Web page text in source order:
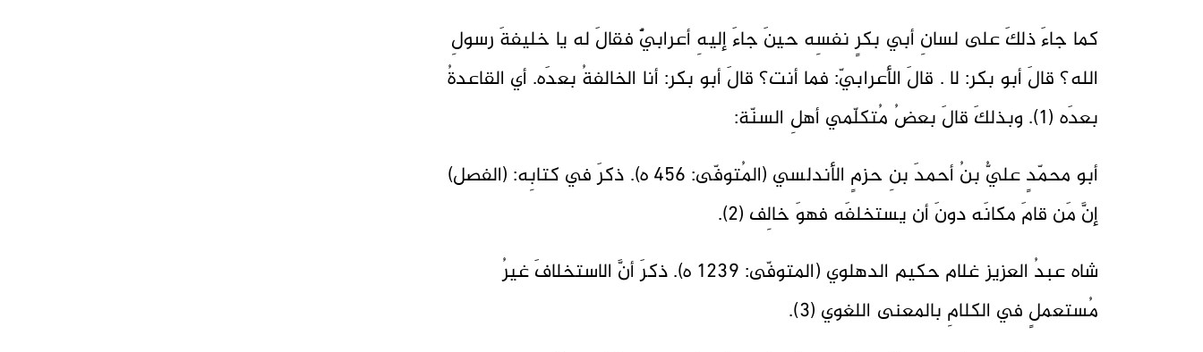
كما جاءَ ذلكَ على لسانِ أبي بكرٍ نفسِه حينَ جاءَ إليهِ أعرابيٌّ فقالَ له يا خليفةَ رسولِ
الله؟ قالَ أبو بكر: لا . قالَ الأعرابيّ: فما أنت؟ قالَ أبو بكر: أنا الخالفةُ بعدَه. أي القاعدةُ
بعدَه (1). وبذلكَ قالَ بعضُ مُتكلّمي أهلِ السنّة:
أبو محمّدٍ عليُّ بنُ أحمدَ بنِ حزمٍ الأندلسي (المُتوفّى: 456 ه). ذكرَ في كتابِه: (الفصل)
إنَّ مَن قامَ مكانَه دونَ أن يستخلفَه فهوَ خالِف (2).
شاه عبدُ العزيز غلام حكيم الدهلوي (المتوفّى: 1239 ه). ذكرَ أنَّ الاستخلافَ غيرُ
مُستعملٍ في الكلامِ بالمعنى اللغوي (3).